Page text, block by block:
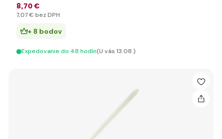
8,70 €
7,07 € bez DPH
+ 8 bodov
Expedovanie do 48 hodín(U vás 13.08.)